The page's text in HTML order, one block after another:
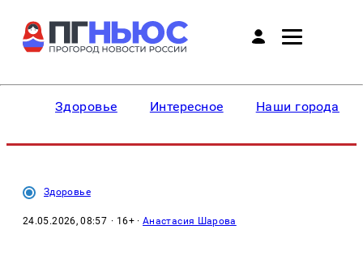
Здоровье Интересное Наши города
Здоровье
24.05.2026, 08:57 · 16+ ·Анастасия Шарова